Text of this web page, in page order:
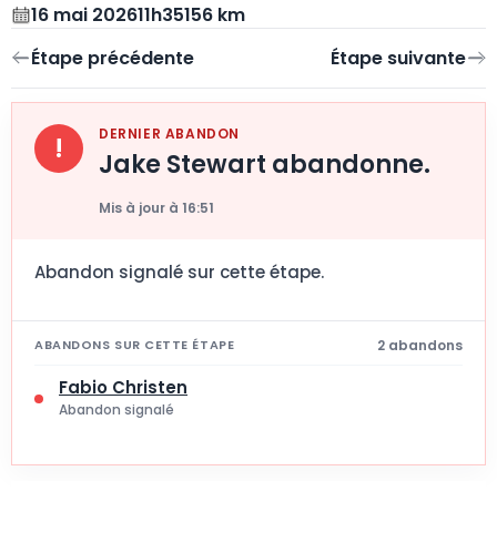
16 mai 202611h35156 km
! DERNIER ABANDON
Jake Stewart abandonne.
Mis à jour à 16:51
Abandon signalé sur cette étape.
ABANDONS SUR CETTE ÉTAPE 2 abandons
Fabio Christen
Abandon signalé